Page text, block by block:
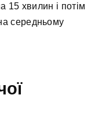
15 хвилин і потім
середньому